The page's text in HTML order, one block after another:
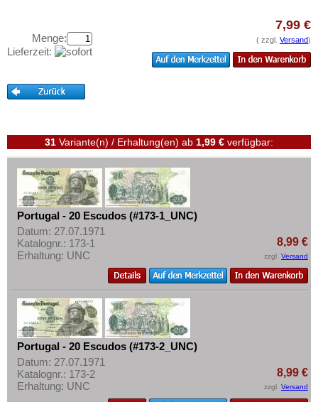
Schottland
Schweiz
Slowenien
Spanien
Spitzbergen
Tatarstan
Transnistrien
Tschechische Republik
Tschechoslowakei
Türkei
Ukraine
Ungarn
Vatikan
Weissrussland
Banknotenbriefe
Kataloge
Gutscheine
Kontakt
Informationen
Preislisten
Ankauf
Erhaltungsgrade
Gratisbanknoten
FAQ
Mehr über...
Zahlungsbedingungen
Privatsphäre und Datenschutz
Widerrufsbelehrung
Menge:
Lieferzeit:
7,99 €
( zzgl. Versand)
31 Variante(n) / Erhaltung(en) ab 1,99 € verfügbar:
Portugal - 20 Escudos (#173-1_UNC)
Datum: 27.07.1971
Katalognr.: 173-1
Erhaltung: UNC
8,99 €
zzgl. Versand
Portugal - 20 Escudos (#173-2_UNC)
Datum: 27.07.1971
Katalognr.: 173-2
Erhaltung: UNC
8,99 €
zzgl. Versand